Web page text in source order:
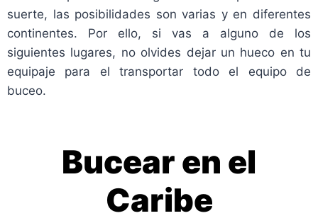
suerte, las posibilidades son varias y en diferentes
continentes. Por ello, si vas a alguno de los
siguientes lugares, no olvides dejar un hueco en tu
equipaje para el transportar todo el equipo de
buceo.
Bucear en el
Caribe